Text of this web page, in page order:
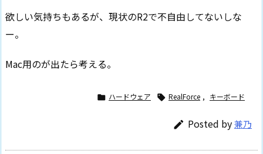
欲しい気持ちもあるが、現状のR2で不自由してないしな
ー。
Mac用のが出たら考える。
 ハードウェア  RealForce , キーボード
 Posted by兼乃